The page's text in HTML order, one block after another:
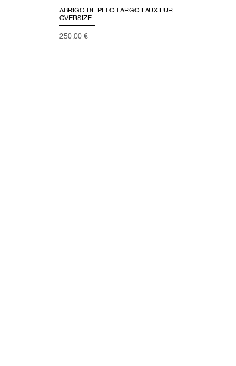
ABRIGO DE PELO LARGO FAUX FUR
OVERSIZE
Precio
250,00 €